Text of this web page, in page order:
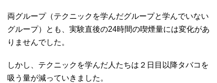
両グループ（テクニックを学んだグループと学んでいない
グループ）とも、実験直後の24時間の喫煙量には変化があ
りませんでした。
しかし、テクニックを学んだ人たちは２日目以降タバコを
吸う量が減っていきました。